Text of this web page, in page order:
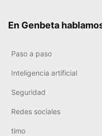
En Genbeta
Paso a paso
Inteligencia artificial
Seguridad
Redes sociales
timo